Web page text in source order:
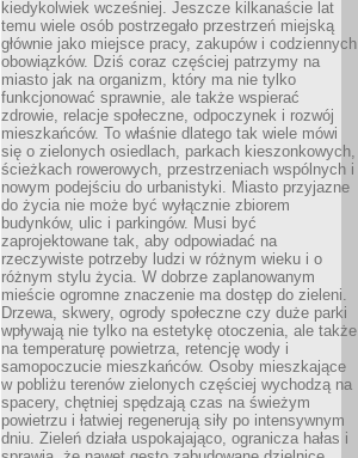
kiedykolwiek wcześniej. Jeszcze kilkanaście lat
temu wiele osób postrzegało przestrzeń miejską
głównie jako miejsce pracy, zakupów i codziennych
obowiązków. Dziś coraz częściej patrzymy na
miasto jak na organizm, który ma nie tylko
funkcjonować sprawnie, ale także wspierać
zdrowie, relacje społeczne, odpoczynek i rozwój
mieszkańców. To właśnie dlatego tak wiele mówi
się o zielonych osiedlach, parkach kieszonkowych,
ścieżkach rowerowych, przestrzeniach wspólnych i
nowym podejściu do urbanistyki. Miasto przyjazne
do życia nie może być wyłącznie zbiorem
budynków, ulic i parkingów. Musi być
zaprojektowane tak, aby odpowiadać na
rzeczywiste potrzeby ludzi w różnym wieku i o
różnym stylu życia. W dobrze zaplanowanym
mieście ogromne znaczenie ma dostęp do zieleni.
Drzewa, skwery, ogrody społeczne czy duże parki
wpływają nie tylko na estetykę otoczenia, ale także
na temperaturę powietrza, retencję wody i
samopoczucie mieszkańców. Osoby mieszkające
w pobliżu terenów zielonych częściej wychodzą na
spacery, chętniej spędzają czas na świeżym
powietrzu i łatwiej regenerują siły po intensywnym
dniu. Zieleń działa uspokajająco, ogranicza hałas i